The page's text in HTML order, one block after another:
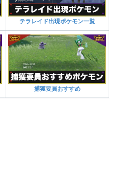
テラレイド出現ポケモン一覧
捕獲要員おすすめ